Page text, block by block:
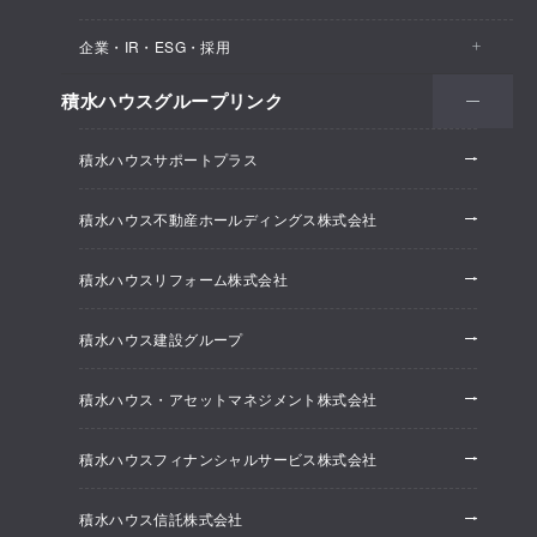
保育所・教育支援施設
オフィス・事務所
建築実例
オフィス系開発事業
ホテル系開発事業
大規模開発事業
賃貸マンション開発事業
企業・IR・ESG・採用
会社情報
株主・投資家情報
ESG経営
研究開発
採用情報
ニュースリリース
積水ハウスグループリンク
積水ハウスサポートプラス
積水ハウス不動産ホールディングス株式会社
積水ハウスリフォーム株式会社
積水ハウス建設グループ
積水ハウス・アセットマネジメント株式会社
積水ハウスフィナンシャルサービス株式会社
積水ハウス信託株式会社